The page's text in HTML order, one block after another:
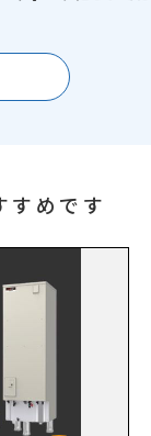
すめです